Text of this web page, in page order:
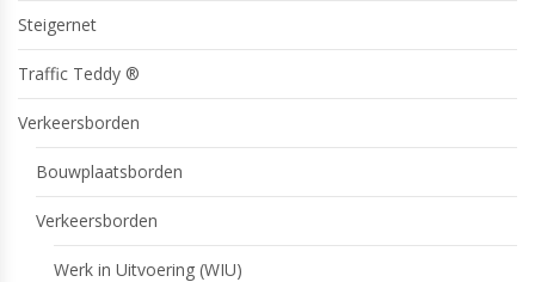
Steigernet
Traffic Teddy ®
Verkeersborden
Bouwplaatsborden
Verkeersborden
Werk in Uitvoering (WIU)